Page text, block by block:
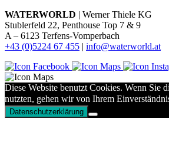
WATERWORLD | Werner Thiele KG
Stublerfeld 22, Penthouse Top 7 & 9
A – 6123 Terfens-Vomperbach
+43 (0)5224 67 455 | info@waterworld.at
Diese Website benutzt Cookies. Wenn Sie
nutzten, gehen wir von Ihrem
Datenschutzerklärung